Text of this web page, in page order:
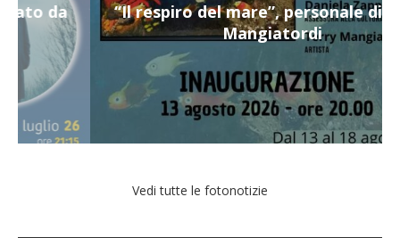
“Il respiro del mare”, personale di Terry
Mangiatordi
Vedi tutte le fotonotizie